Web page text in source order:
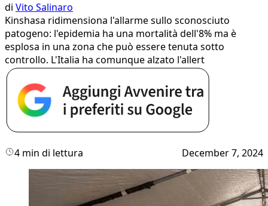
di Vito Salinaro
Kinshasa ridimensiona l'allarme sullo sconosciuto
patogeno: l'epidemia ha una mortalità dell'8% ma è
esplosa in una zona che può essere tenuta sotto
controllo. L'Italia ha comunque alzato l'allert
4 min di lettura December 7, 2024